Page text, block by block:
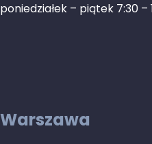
poniedziałek – piątek 7:30 –
Warszawa